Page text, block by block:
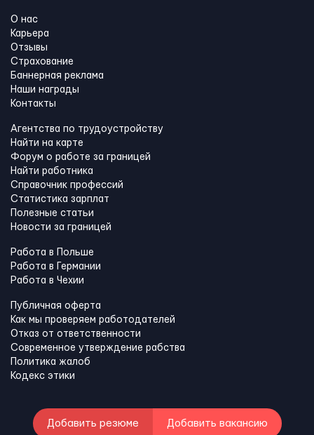
О нас
Карьера
Отзывы
Страхование
Баннерная реклама
Наши награды
Контакты
Агентства по трудоустройству
Найти на карте
Форум о работе за границей
Найти работника
Справочник профессий
Статистика зарплат
Полезные статьи
Новости за границей
Работа в Польше
Работа в Германии
Работа в Чехии
Публичная оферта
Как мы проверяем работодателей
Отказ от ответственности
Современное утверждение рабства
Политика жалоб
Кодекс этики
Добавить резюме Добавить вакансию